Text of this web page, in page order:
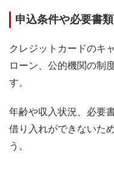
申込条件や必要書
クレジットカードのキ
ローン、公的機関の制
す。
年齢や収入状況、必要
借り入れができないた
う。